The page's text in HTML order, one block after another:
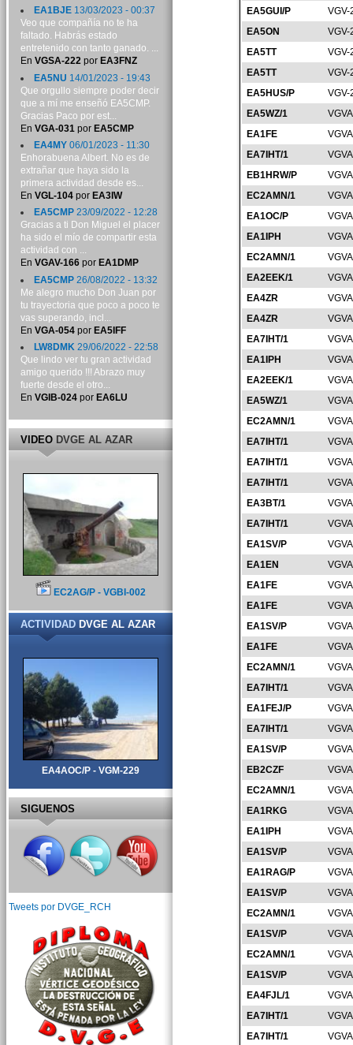
EA5GUI/P
VGV-
EA5ON
VGV-
EA5TT
VGV-
EA5TT
VGV-
EA5HUS/P
VGV-
EA5WZ/1
EA1FE
EA7IHT/1
EB1HRW/P
EC2AMN/1
EA1OC/P
EA1IPH
EC2AMN/1
EA2EEK/1
EA4ZR
EA4ZR
EA7IHT/1
EA1IPH
EA2EEK/1
EA5WZ/1
EC2AMN/1
EA7IHT/1
EA7IHT/1
EA7IHT/1
EA3BT/1
EA7IHT/1
EA1SV/P
EA1EN
EA1FE
EA1FE
EA1SV/P
EA1FE
EC2AMN/1
EA7IHT/1
EA1FEJ/P
EA7IHT/1
EA1SV/P
EB2CZF
EC2AMN/1
EA1RKG
EA1IPH
EA1SV/P
EA1RAG/P
EA1SV/P
EC2AMN/1
EA1SV/P
EC2AMN/1
EA1SV/P
EA4FJL/1
EA7IHT/1
EA7IHT/1
EA1BJE13/03/2023 - 00:37
Veo que compañía no te ha
faltado. Habrás estado
entretenido con tanto ganado. ...
En VGSA-222por EA3FNZ
EA5NU 14/01/2023 - 19:43
Que orgullo siempre poder decir
que a mí me enseñó EA5CMP.
Gracias Paco por est...
En VGA-031 por EA5CMP
EA4MY06/01/2023 - 11:30
Enhorabuena Albert. No es de
extrañar que haya sido la
primera actividad desde es...
En VGL-104por EA3IW
EA5CMP23/09/2022 - 12:28
Gracias a ti Don Miguel el placer
ha sido el mío de compartir esta
actividad con ...
En VGAV-166por EA1DMP
EA5CMP26/08/2022 - 13:32
Me alegro mucho Don Juan por
tu trayectoria que poco a poco te
vas superando, incl...
En VGA-054por EA5IFF
LW8DMK29/06/2022 - 22:58
Que lindo ver tu gran actividad
amigo querido !!! Abrazo muy
fuerte desde el otro...
En VGIB-024por EA6LU
VIDEODVGE AL AZAR
EC2AG/P - VGBI-002
ACTIVIDADDVGE AL AZAR
EA4AOC/P - VGM-229
SIGUENOS
Tweets por DVGE_RCH